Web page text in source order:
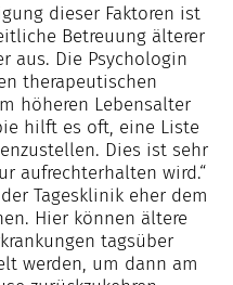
dieser Faktoren ist
Betreuung älterer
aus. Die Psychologin
therapeutischen
höheren Lebensalter
hilft es oft, eine Liste
Dies ist sehr
aufrechterhalten wird.“
Tagesklinik eher dem
Hier können ältere
tagsüber
werden, um dann am